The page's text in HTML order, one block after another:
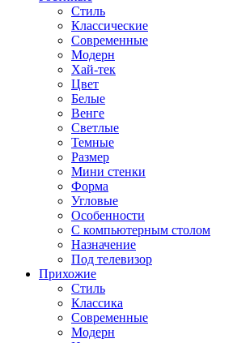
Стиль
Классические
Современные
Модерн
Хай-тек
Цвет
Белые
Венге
Светлые
Темные
Размер
Мини стенки
Форма
Угловые
Особенности
С компьютерным столом
Назначение
Под телевизор
Прихожие
Стиль
Классика
Современные
Модерн